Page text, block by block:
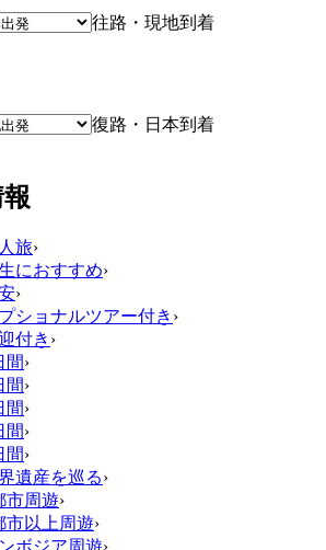
往路・現地到着
復路・日本到着
旅›
におすすめ›
›
ショナルツアー付き ›
付き ›
間›
間›
間›
間›
間›
遺産を巡る›
市周遊›
市以上周遊›
ボジア周遊›